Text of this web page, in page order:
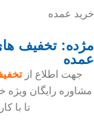
خرید عمده
مژده: تخفیف
عمده
جهت اطلاع از
مشاوره رایگان
تا با